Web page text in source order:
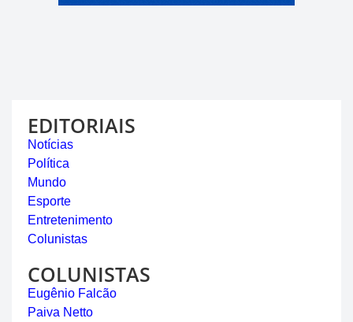
EDITORIAIS
Notícias
Política
Mundo
Esporte
Entretenimento
Colunistas
COLUNISTAS
Eugênio Falcão
Paiva Netto